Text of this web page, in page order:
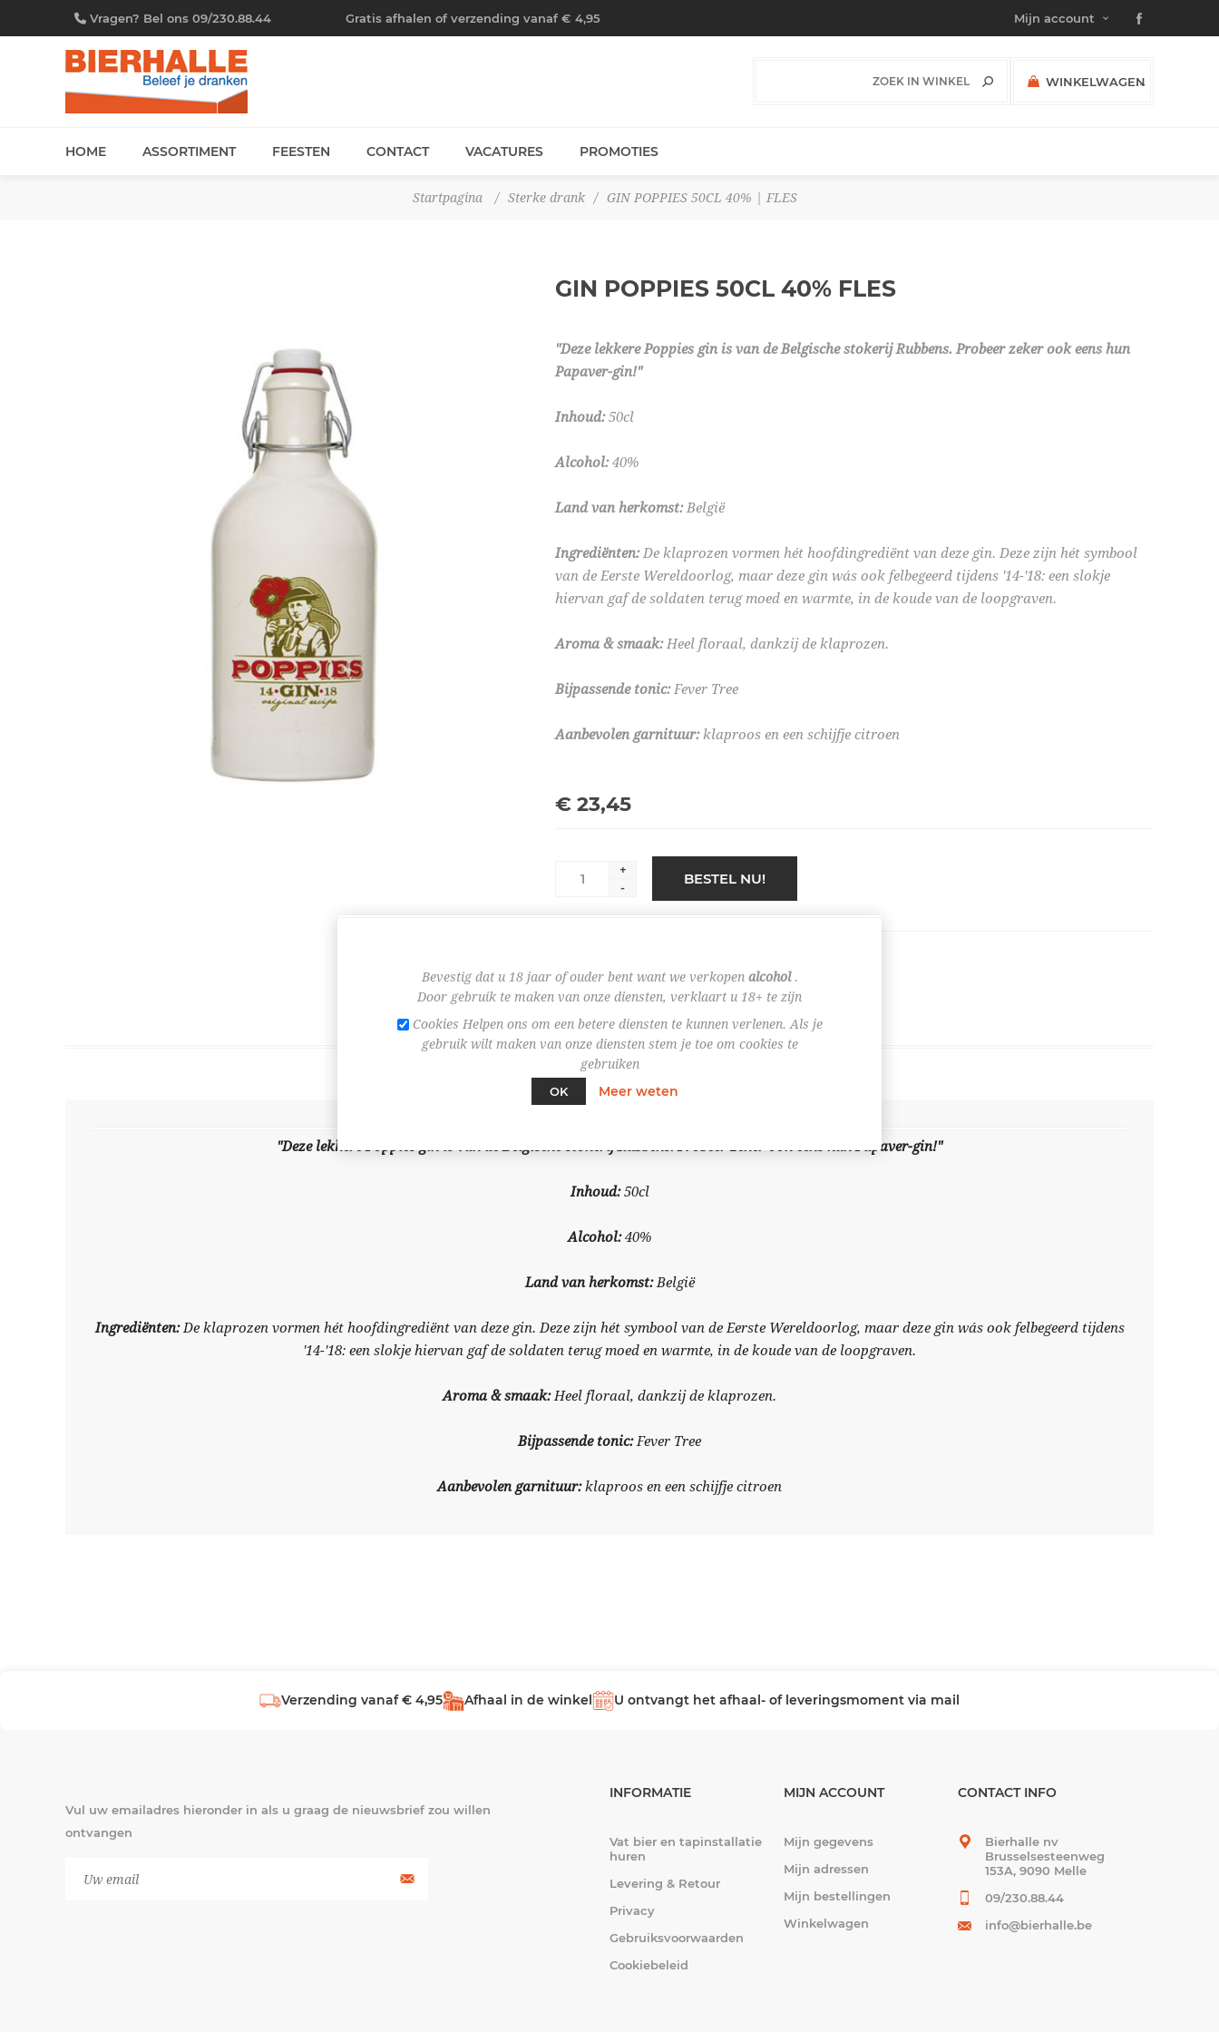
Vragen? Bel ons 09/230.88.44 Gratis afhalen of verzending vanaf € 4,95 Mijn account
WINKELWAGEN
HOME ASSORTIMENT FEESTEN CONTACT VACATURES PROMOTIES
Startpagina / Sterke drank / GIN POPPIES 50CL 40% | FLES
GIN POPPIES 50CL 40% FLES
"Deze lekkere Poppies gin is van de Belgische stokerij Rubbens. Probeer zeker ook eens hun
Papaver-gin!"
Inhoud:50cl
Alcohol:40%
Land van herkomst:België
Ingrediënten:De klaprozen vormen hét hoofdingrediënt van deze gin. Deze zijn hét symbool
van de Eerste Wereldoorlog, maar deze gin wás ook felbegeerd tijdens '14-'18: een slokje
hiervan gaf de soldaten terug moed en warmte, in de koude van de loopgraven.
Aroma & smaak:Heel floraal, dankzij de klaprozen.
Bijpassende tonic:Fever Tree
Aanbevolen garnituur:klaproos en een schijfje citroen
€ 23,45
+
-
BESTEL NU!
OVERVIEW
"Deze lekkere Poppies gin is van de Belgische stokerij Rubbens. Probeer zeker ook eens hun Papaver-gin!"
Inhoud:50cl
Alcohol:40%
Land van herkomst:België
Ingrediënten:De klaprozen vormen hét hoofdingrediënt van deze gin. Deze zijn hét symbool van de Eerste Wereldoorlog, maar deze gin wás ook felbegeerd tijdens
'14-'18: een slokje hiervan gaf de soldaten terug moed en warmte, in de koude van de loopgraven.
Aroma & smaak:Heel floraal, dankzij de klaprozen.
Bijpassende tonic:Fever Tree
Aanbevolen garnituur:klaproos en een schijfje citroen
Verzending vanaf € 4,95 Afhaal in de winkel U ontvangt het afhaal- of leveringsmoment via mail
Vul uw emailadres hieronder in als u graag de nieuwsbrief zou willen
ontvangen
INFORMATIE
Vat bier en tapinstallatie
huren
Levering & Retour
Privacy
Gebruiksvoorwaarden
Cookiebeleid
MIJN ACCOUNT
Mijn gegevens
Mijn adressen
Mijn bestellingen
Winkelwagen
CONTACT INFO
Bierhalle nv
Brusselsesteenweg
153A, 9090 Melle
09/230.88.44
info@bierhalle.be
Bevestig dat u 18 jaar of ouder bent want we verkopen alcohol.
Door gebruik te maken van onze diensten, verklaart u 18+ te zijn
Cookies Helpen ons om een betere diensten te kunnen verlenen. Als je
gebruik wilt maken van onze diensten stem je toe om cookies te
gebruiken
OK
Meer weten